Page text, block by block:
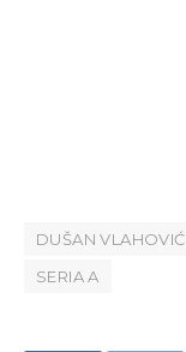
DUŠAN VLAHOVIĆ
SERIA A